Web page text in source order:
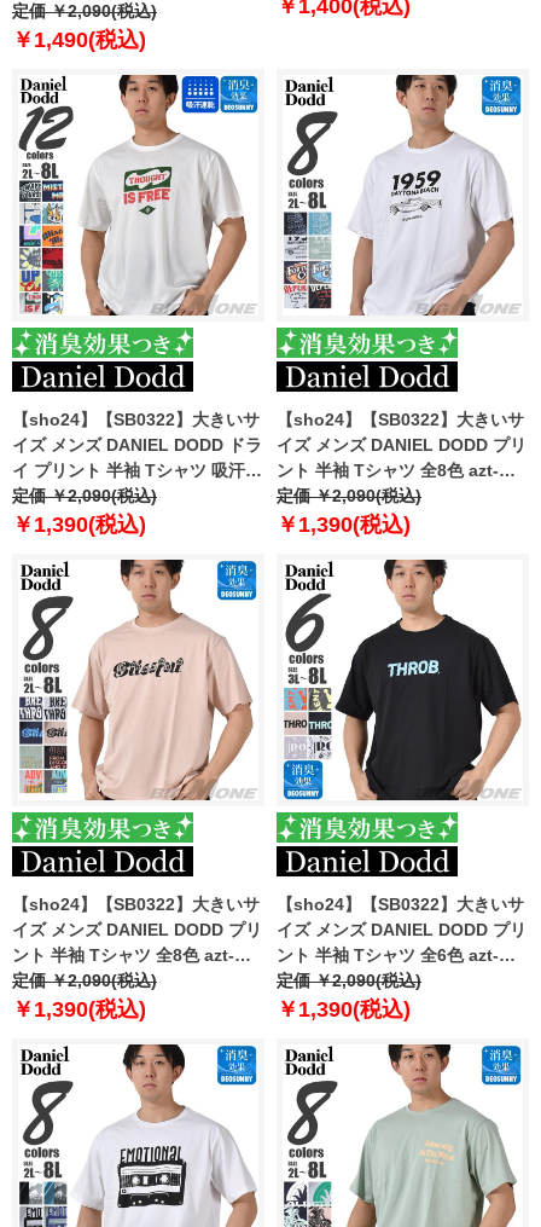
2202pt1
定価 ￥2,090(税込)
￥1,490(税込)
￥1,400(税込)
【sho24】【SB0322】大きいサ
イズ メンズ DANIEL DODD ドラ
イ プリント 半袖 Tシャツ 吸汗速
乾 azt-2402dry
定価 ￥2,090(税込)
￥1,390(税込)
【sho24】【SB0322】大きいサ
イズ メンズ DANIEL DODD プリ
ント 半袖 Tシャツ 全8色 azt-
2402pt1
定価 ￥2,090(税込)
￥1,390(税込)
【sho24】【SB0322】大きいサ
イズ メンズ DANIEL DODD プリ
ント 半袖 Tシャツ 全8色 azt-
2402pt2
定価 ￥2,090(税込)
￥1,390(税込)
【sho24】【SB0322】大きいサ
イズ メンズ DANIEL DODD プリ
ント 半袖 Tシャツ 全6色 azt-
2402pt3
定価 ￥2,090(税込)
￥1,390(税込)